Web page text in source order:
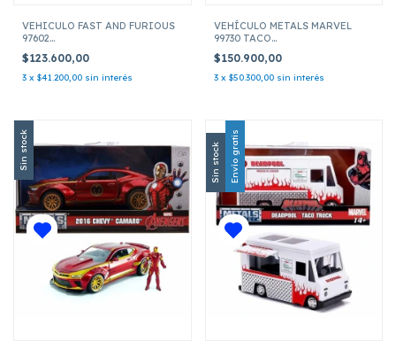
VEHICULO FAST AND FURIOUS
97602
$123.600,00
3 x $41.200,00 sin interés
VEHÍCULO METALS MARVEL
99730 TACO
ESCALA 1:24
$150.900,00
3 x $50.300,00 sin interés
Sin stock Sin stock Envío gratis